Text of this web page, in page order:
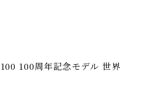
100周年記念モデル 世界